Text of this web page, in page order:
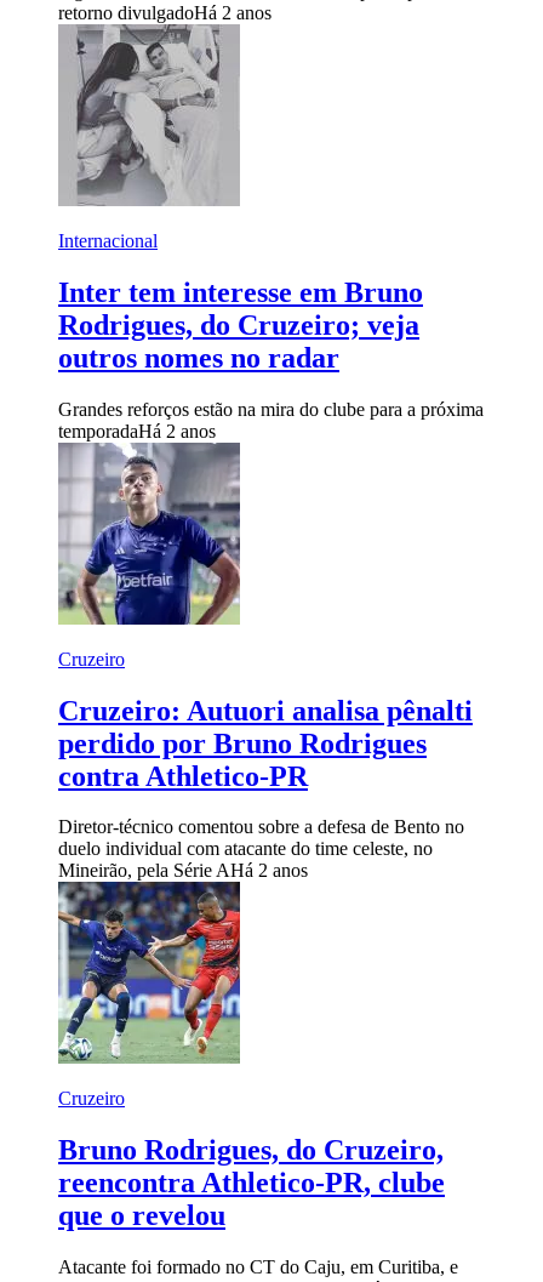
retorno divulgadoHá 2 anos
Internacional
Inter tem interesse em Bruno
Rodrigues, do Cruzeiro; veja
outros nomes no radar
Grandes reforços estão na mira do clube para a próxima
temporadaHá 2 anos
Cruzeiro
Cruzeiro: Autuori analisa pênalti
perdido por Bruno Rodrigues
contra Athletico-PR
Diretor-técnico comentou sobre a defesa de Bento no
duelo individual com atacante do time celeste, no
Mineirão, pela Série AHá 2 anos
Cruzeiro
Bruno Rodrigues, do Cruzeiro,
reencontra Athletico-PR, clube
que o revelou
Atacante foi formado no CT do Caju, em Curitiba, e